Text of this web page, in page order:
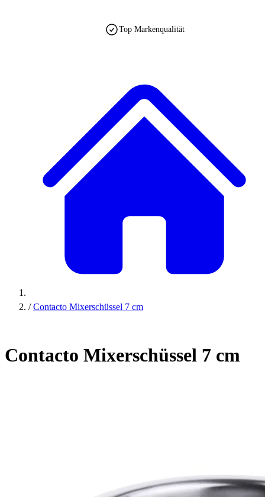
Top Markenqualität
/ Contacto Mixerschüssel 7 cm
Contacto Mixerschüssel 7 cm